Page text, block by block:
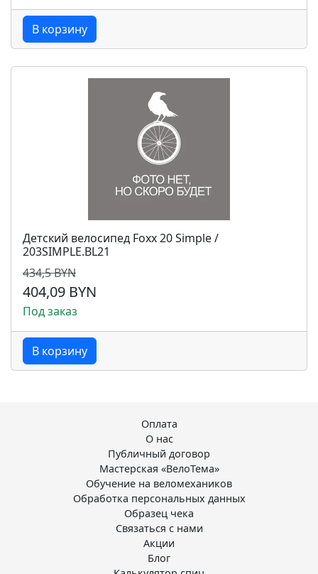
В корзину
Детский велосипед Foxx 20 Simple /
203SIMPLE.BL21
434,5 BYN
404,09 BYN
Под заказ
В корзину
Оплата
О нас
Публичный договор
Мастерская «ВелоТема»
Обучение на веломехаников
Обработка персональных данных
Образец чека
Связаться с нами
Акции
Блог